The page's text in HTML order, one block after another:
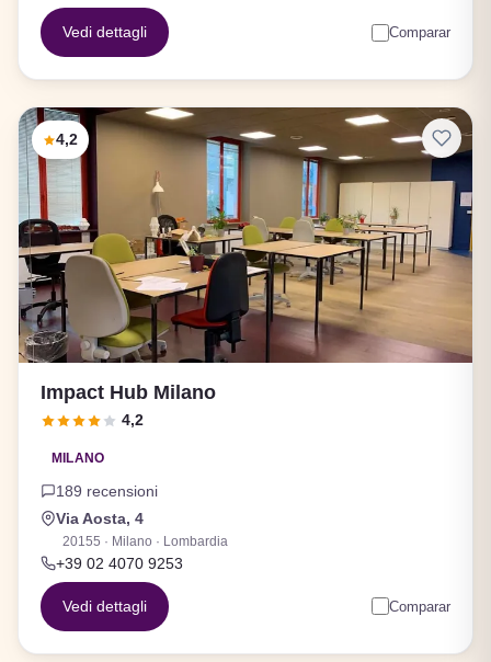
Vedi dettagli Comparar
4,2
Impact Hub Milano
4,2
MILANO
189 recensioni
Via Aosta, 4
20155 · Milano · Lombardia
+39 02 4070 9253
Vedi dettagli Comparar